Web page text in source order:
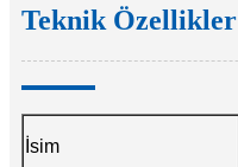
Teknik Özellikler
İsim